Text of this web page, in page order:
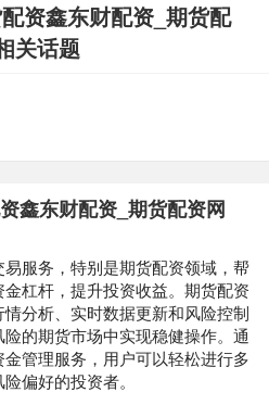
资鑫东财配资_期货配
关话题
鑫东财配资_期货配资网
服务，特别是期货配资领域，帮
杠杆，提升投资收益。期货配资
分析、实时数据更新和风险控制
的期货市场中实现稳健操作。通
管理服务，用户可以轻松进行多
偏好的投资者。